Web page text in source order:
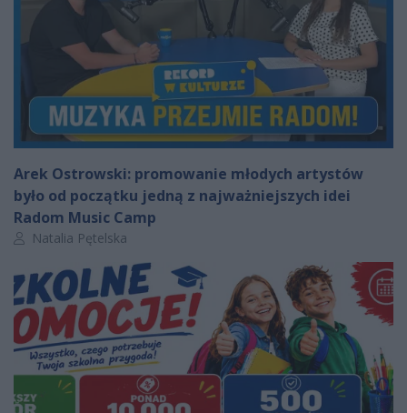
Arek Ostrowski: promowanie młodych artystów
było od początku jedną z najważniejszych idei
Radom Music Camp
Autor artykułu:
Natalia Pętelska